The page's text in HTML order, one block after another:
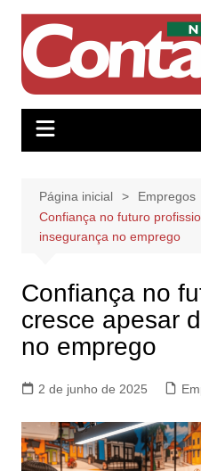
conteúdo
Página inicial
Empregos
Confiança no futuro
insegurança no emprego
Confiança no
cresce apesar
no emprego
2 de junho de 2025